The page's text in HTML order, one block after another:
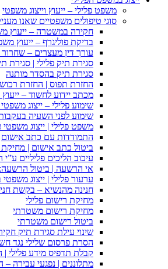
משפט פלילי – ייעוץ וייצוג משפטי
סוגי טיפולים משפטיים שאנו
חקירה במשטרה – ייעוץ
בדיקת פוליגרף – ייעוץ
עורך דין מעצרים –
סגירת תיק פלילי | סגירת
סגירת תיק בהסדר מותנה
החזרת תפוס | החזרת
מכתב יידוע לחשוד – ייעוץ
שימוע פלילי – ייצוג
שימוע לפני השעיה
משפט פלילי | ייצוג משפטי
התמודדות עם כתב אישום
ביטול כתב אישום |
עיכוב הליכים פליליים
אי הרשעה | ביטול
ערעור פלילי | ייצוג
חנינה מהנשיא – בקשת
מחיקת רישום פלילי
מחיקת רישום משטרתי
ביטול רישום משטרתי
שינוי עילת סגירת תיק
הסרת פרסום שלילי נגד
קבלת תדפיס מידע פלילי |
מתלוננים | נפגעי עבירה